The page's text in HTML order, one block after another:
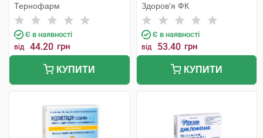
Тернофарм
Є в наявності
від 44.20 грн
КУПИТИ
Здоров'я ФК
Є в наявності
від 53.40 грн
КУПИТИ